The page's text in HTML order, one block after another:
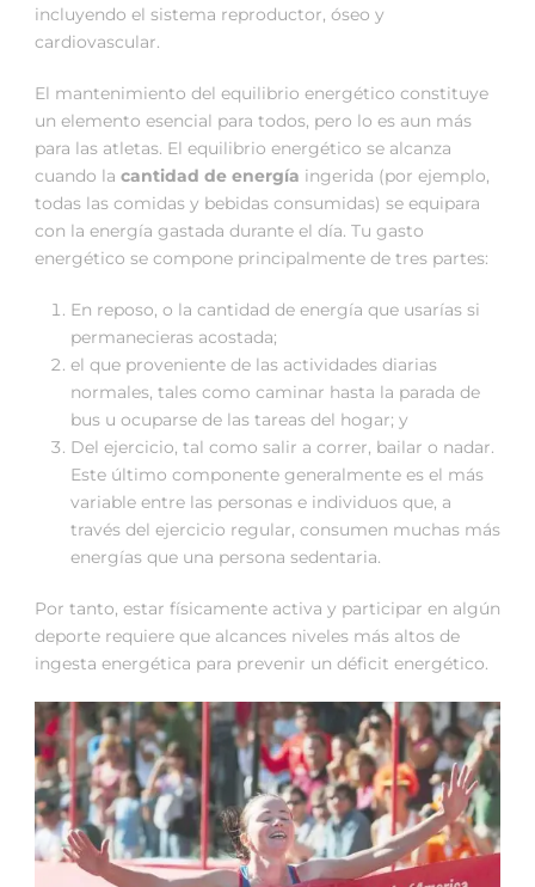
incluyendo el sistema reproductor, óseo y
cardiovascular.
El mantenimiento del equilibrio energético constituye
un elemento esencial para todos, pero lo es aun más
para las atletas. El equilibrio energético se alcanza
cuando la cantidad de energía ingerida (por ejemplo,
todas las comidas y bebidas consumidas) se equipara
con la energía gastada durante el día. Tu gasto
energético se compone principalmente de tres partes:
En reposo, o la cantidad de energía que usarías si
permanecieras acostada;
el que proveniente de las actividades diarias
normales, tales como caminar hasta la parada de
bus u ocuparse de las tareas del hogar; y
Del ejercicio, tal como salir a correr, bailar o nadar.
Este último componente generalmente es el más
variable entre las personas e individuos que, a
través del ejercicio regular, consumen muchas más
energías que una persona sedentaria.
Por tanto, estar físicamente activa y participar en algún
deporte requiere que alcances niveles más altos de
ingesta energética para prevenir un déficit energético.